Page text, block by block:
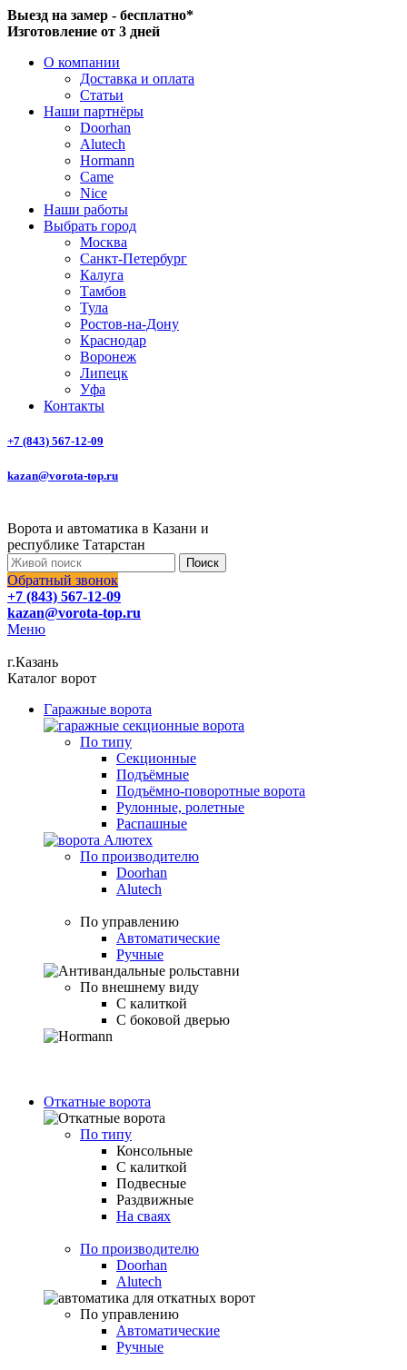
Выезд на замер - бесплатно*
Изготовление от 3 дней
О компании
Доставка и оплата
Статьи
Наши партнёры
Doorhan
Alutech
Hormann
Came
Nice
Наши работы
Выбрать город
Москва
Санкт-Петербург
Калуга
Тамбов
Тула
Ростов-на-Дону
Краснодар
Воронеж
Липецк
Уфа
Контакты
+7 (843) 567-12-09
kazan@vorota-top.ru
Ворота и автоматика в Казани и
республике Татарстан
Поиск
Обратный звонок
+7 (843) 567-12-09
kazan@vorota-top.ru
Меню
г.Казань
Каталог ворот
Гаражные ворота
По типу
Секционные
Подъёмные
Подъёмно-поворотные ворота
Рулонные, ролетные
Распашные
По производителю
Doorhan
Alutech
По управлению
Автоматические
Ручные
По внешнему виду
С калиткой
С боковой дверью
Откатные ворота
По типу
Консольные
С калиткой
Подвесные
Раздвижные
На сваях
По производителю
Doorhan
Alutech
По управлению
Автоматические
Ручные